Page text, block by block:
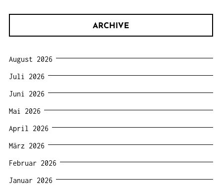
ARCHIVE
August 2026
Juli 2026
Juni 2026
Mai 2026
April 2026
März 2026
Februar 2026
Januar 2026